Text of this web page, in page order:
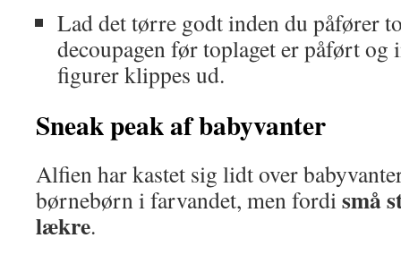
Lad det tørre godt inden du påfører
decoupagen før toplaget er påført og
figurer klippes ud.
Sneak peak af babyvanter
Alfien har kastet sig lidt over
børnebørn i farvandet, men fordismå
lækre.